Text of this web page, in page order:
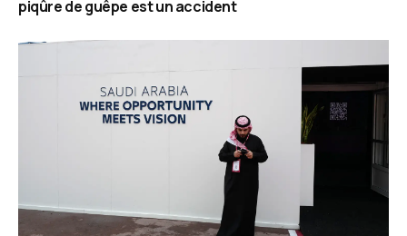
piqûre de guêpe est un accident